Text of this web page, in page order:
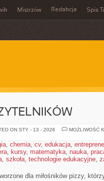
Mistrzów Redakcja Spis
ON STY - 13 - 2026
MOŻLIWOŚĆ
, chemia, cv, edukacja,
, kursy, matematyka, nauka,
, szkoła, technologie edukacyjne,
dla miłośników pizzy,